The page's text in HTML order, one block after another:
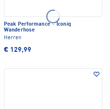
Peak Performance·Iconiq
Wanderhose
Herren
€ 129,99